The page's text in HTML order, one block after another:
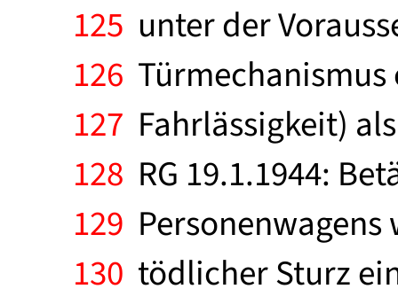
125 unter der
126
127 Fahrlässigkeit)
128 RG 19.1.1944:
129
130 tödlicher Sturz